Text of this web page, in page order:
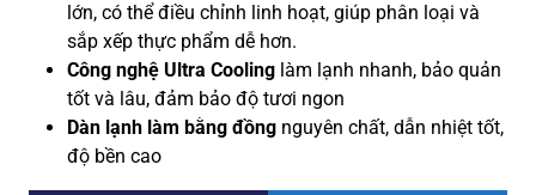
lớn, có thể điều chỉnh linh hoạt, giúp phân loại và
sắp xếp thực phẩm dễ hơn.
Công nghệ Ultra Cooling làm lạnh nhanh, bảo quản
tốt và lâu, đảm bảo độ tươi ngon
Dàn lạnh làm bằng đồng nguyên chất, dẫn nhiệt tốt,
độ bền cao